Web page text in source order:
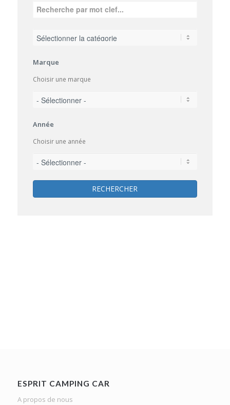
Marque
Choisir une marque
Année
Choisir une année
RECHERCHER
ESPRIT CAMPING CAR
A propos de nous